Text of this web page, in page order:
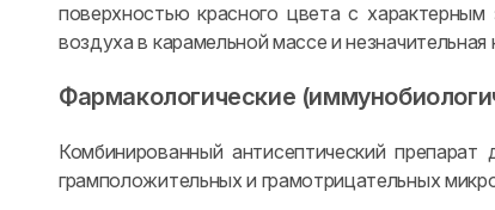
поверхностью красного цвета с
воздуха в карамельной массе и
Фармакологические
Комбинированный антисептический
грамположительных и грамотрицательных